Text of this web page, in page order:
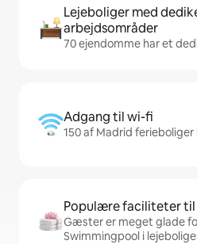
Lejeboliger med
arbejdsområder
70 ejendomme har et
Adgang til wi-fi
150 af Madrid ferieboliger
Populære faciliteter
Gæster er meget glade
Swimmingpool i